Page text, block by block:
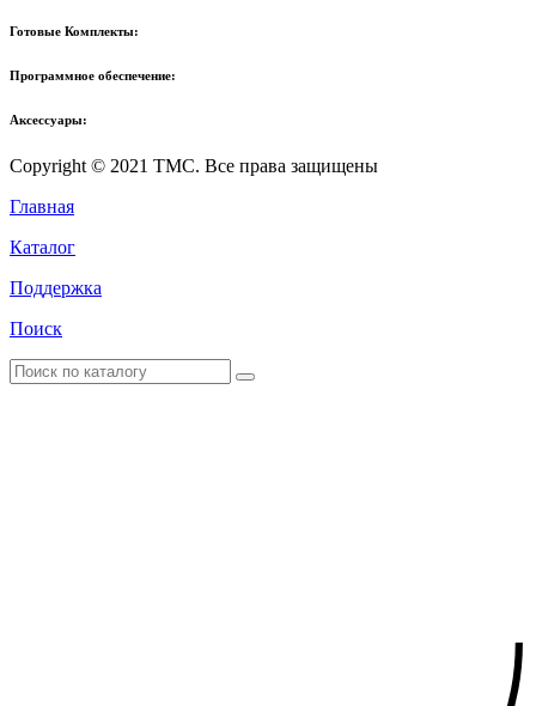
Готовые Комплекты:
Программное обеспечение:
Аксессуары:
Copyright © 2021 TMC. Все права защищены
Главная
Каталог
Поддержка
Поиск